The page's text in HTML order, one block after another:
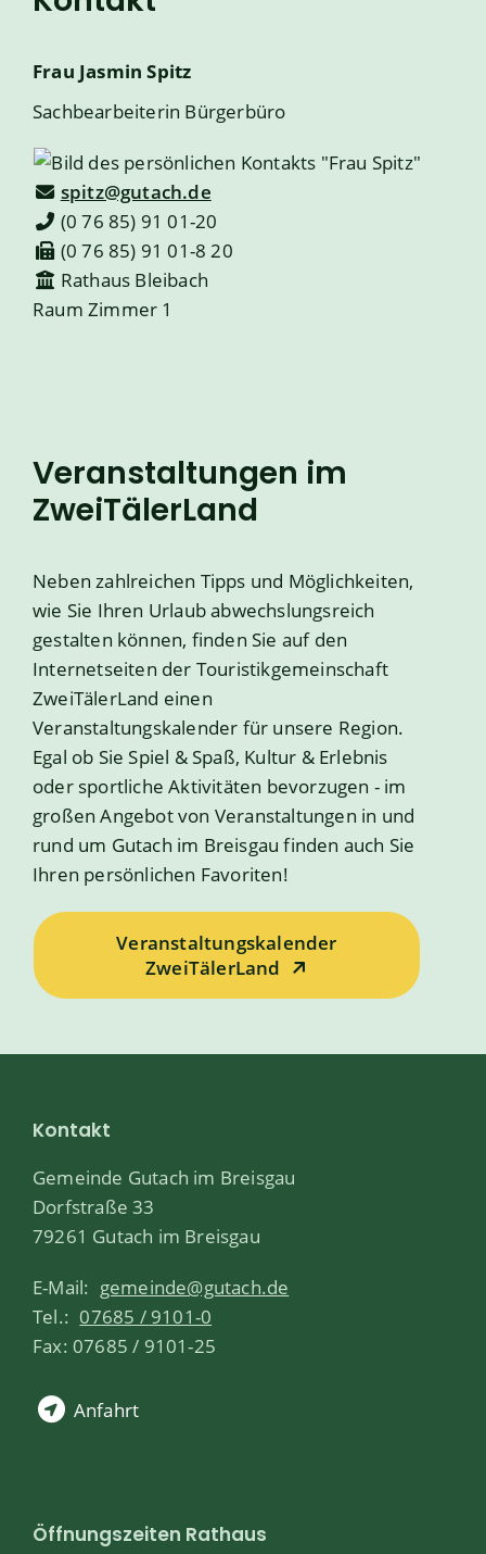
Frau Jasmin Spitz
Sachbearbeiterin Bürgerbüro
spitz@gutach.de
(0 76 85) 91 01-20
(0 76 85) 91 01-8 20
Rathaus Bleibach
Raum Zimmer 1
Veranstaltungen im
ZweiTälerLand
Neben zahlreichen Tipps und Möglichkeiten,
wie Sie Ihren Urlaub abwechslungsreich
gestalten können, finden Sie auf den
Internetseiten der Touristikgemeinschaft
ZweiTälerLand einen
Veranstaltungskalender für unsere Region.
Egal ob Sie Spiel & Spaß, Kultur & Erlebnis
oder sportliche Aktivitäten bevorzugen - im
großen Angebot von Veranstaltungen in und
rund um Gutach im Breisgau finden auch Sie
Ihren persönlichen Favoriten!
Veranstaltungskalender
ZweiTälerLand
Kontakt
Gemeinde Gutach im Breisgau
Dorfstraße 33
79261 Gutach im Breisgau
E-Mail: gemeinde@gutach.de
Tel.: 07685 / 9101-0
Fax: 07685 / 9101-25
Anfahrt
Öffnungszeiten Rathaus